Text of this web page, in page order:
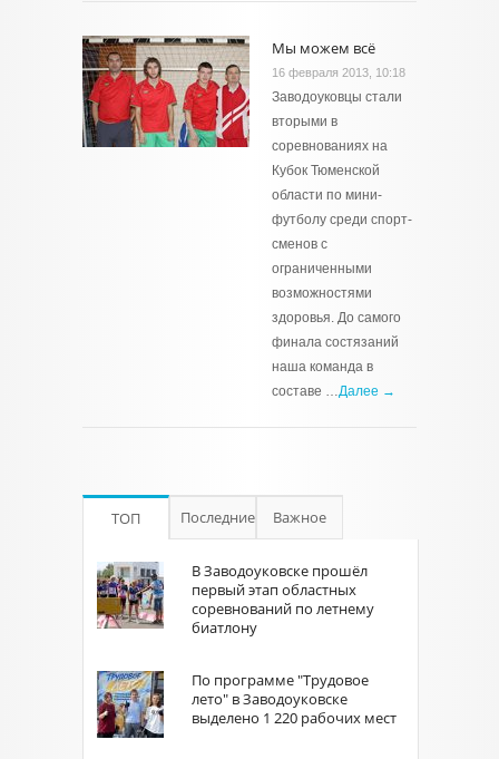
Мы можем всё
16 февраля 2013, 10:18
Заводоуковцы стали
вторыми в
соревнованиях на
Кубок Тюменской
области по мини-
футболу среди спорт­
сменов с
ограниченными
возможностями
здоровья. До самого
финала состязаний
наша команда в
составе …Далее →
ТОП Последние Важное
В Заводоуковске прошёл
первый этап областных
соревнований по летнему
биатлону
По программе "Трудовое
лето" в Заводоуковске
выделено 1 220 рабочих мест